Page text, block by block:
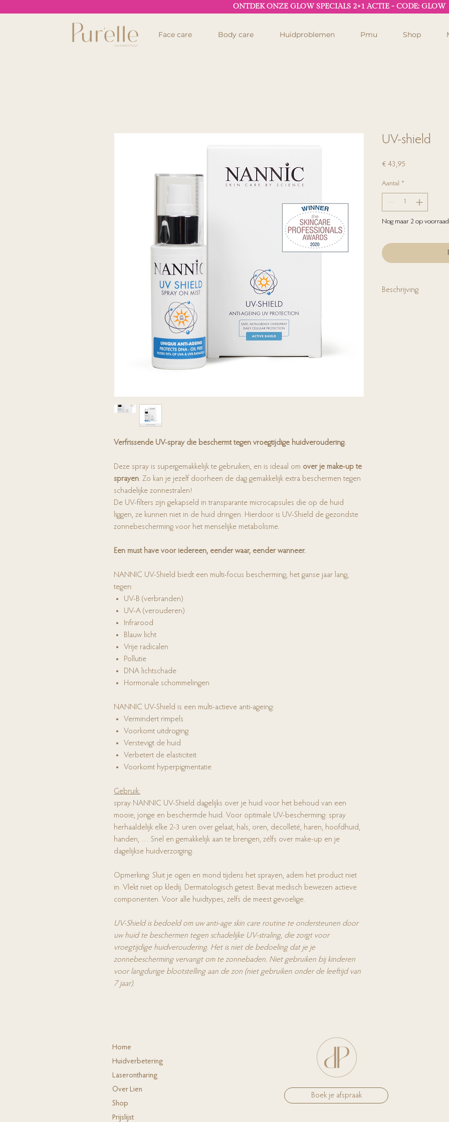
ONTDEK ONZE GLOW SPECIALS 2+1 ACTIE - CODE: GLOW
Face care Body care Huidproblemen Pmu Shop
Verfrissende UV-spray die beschermt tegen vroegtijdige huidveroudering.
Deze spray is supergemakkelijk te gebruiken, en is ideaal om over je make-up te
sprayen. Zo kan je jezelf doorheen de dag gemakkelijk extra beschermen tegen
schadelijke zonnestralen!
De UV-filters zijn gekapseld in transparante microcapsules die op de huid
liggen, ze kunnen niet in de huid dringen. Hierdoor is UV-Shield de gezondste
zonnebescherming voor het menselijke metabolisme.
Een must have voor iedereen, eender waar, eender wanneer.
NANNIC UV-Shield biedt een multi-focus bescherming, het ganse jaar lang,
tegen:
UV-B (verbranden)
UV-A (verouderen)
Infrarood
Blauw licht
Vrije radicalen
Pollutie
DNA lichtschade
Hormonale schommelingen
NANNIC UV-Shield is een multi-actieve anti-ageing:
Vermindert rimpels
Voorkomt uitdroging
Verstevigt de huid
Verbetert de elasticiteit
Voorkomt hyperpigmentatie
Gebruik:
spray NANNIC UV-Shield dagelijks over je huid voor het behoud van een
mooie, jonge en beschermde huid. Voor optimale UV-bescherming: spray
herhaaldelijk elke 2-3 uren over gelaat, hals, oren, decolleté, haren, hoofdhuid,
handen, … Snel en gemakkelijk aan te brengen, zélfs over make-up en je
dagelijkse huidverzorging.
Opmerking: Sluit je ogen en mond tijdens het sprayen, adem het product niet
in. Vlekt niet op kledij. Dermatologisch getest. Bevat medisch bewezen actieve
componenten. Voor alle huidtypes, zelfs de meest gevoelige.
UV-Shield is bedoeld om uw anti-age skin care routine te ondersteunen door
uw huid te beschermen tegen schadelijke UV-straling, die zorgt voor
vroegtijdige huidveroudering. Het is niet de bedoeling dat je je
zonnebescherming vervangt om te zonnebaden. Niet gebruiken bij kinderen
voor langdurige blootstelling aan de zon (niet gebruiken onder de leeftijd van
7 jaar).
UV-shield
€ 43,95
Aantal *
Nog maar 2 op voorraad
Beschrijving
Home
Huidverbetering
Laserontharing
Over Lien
Shop
Prijs lijst
Boek je afspraak